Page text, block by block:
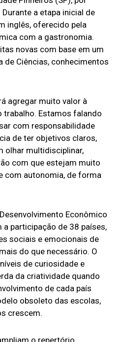
a etapa inicial de
inglês, oferecido pela
com a gastronomia.
novas com base em um
Ciências, conhecimentos
agregar muito valor à
trabalho. Estamos falando
com responsabilidade
de ter objetivos claros,
olhar multidisciplinar,
com que estejam muito
com autonomia, de forma
Econômico
participação de 38 países,
sociais e emocionais de
do que necessário. O
de curiosidade e
da criatividade quando
de cada país
obsoleto das escolas,
crescem.
o repertório